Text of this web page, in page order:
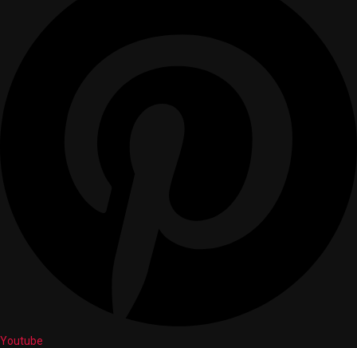
Youtube